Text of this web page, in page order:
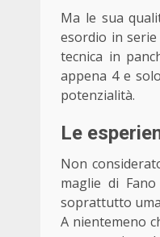
Ma le sua
esordio in
tecnica in
appena 4 e
potenzialità.
Le
Non
maglie di
soprattutto
A nientemeno